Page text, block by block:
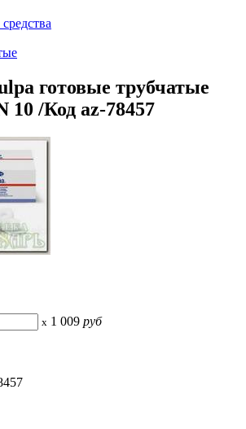
готовые трубчатые
10 /Код az-78457
x 1 009 руб